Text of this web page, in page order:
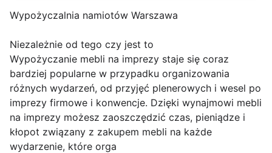
Wypożyczalnia namiotów Warszawa
Niezależnie od tego czy jest to
Wypożyczanie mebli na imprezy staje się coraz
bardziej popularne w przypadku organizowania
różnych wydarzeń, od przyjęć plenerowych i wesel po
imprezy firmowe i konwencje. Dzięki wynajmowi mebli
na imprezy możesz zaoszczędzić czas, pieniądze i
kłopot związany z zakupem mebli na każde
wydarzenie, które orga